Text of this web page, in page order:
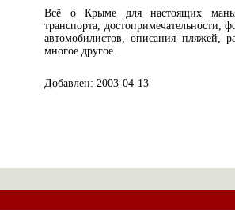
Всё о Крыме для настоящих
транспорта, достопримечательности,
автомобилистов, описания пляжей,
многое другое.
Добавлен: 2003-04-13